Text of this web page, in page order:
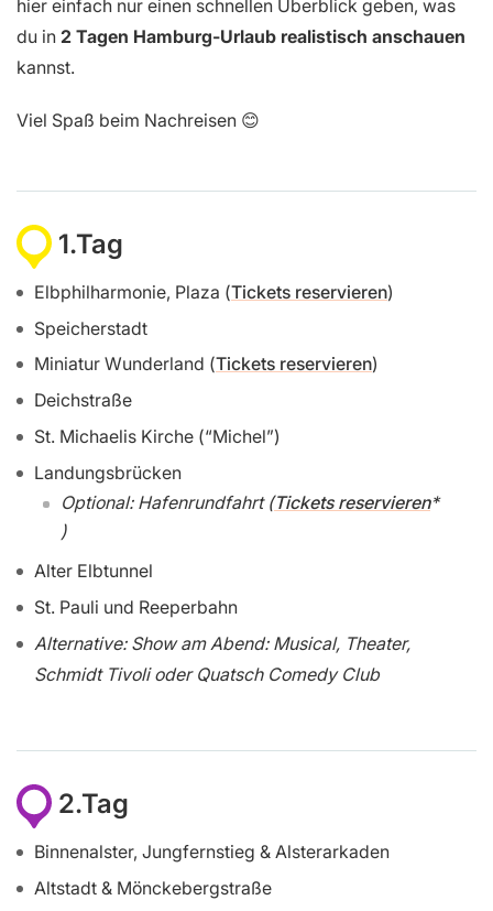
hier einfach nur einen schnellen Überblick geben, was
du in 2 Tagen Hamburg-Urlaub realistisch anschauen
kannst.
Viel Spaß beim Nachreisen 😊
1.Tag
Elbphilharmonie, Plaza (Tickets reservieren)
Speicherstadt
Miniatur Wunderland (Tickets reservieren)
Deichstraße
St. Michaelis Kirche (“Michel”)
Landungsbrücken
Optional: Hafenrundfahrt (Tickets reservieren
)
Alter Elbtunnel
St. Pauli und Reeperbahn
Alternative: Show am Abend: Musical, Theater,
Schmidt Tivoli oder Quatsch Comedy Club
2.Tag
Binnenalster, Jungfernstieg & Alsterarkaden
Altstadt & Mönckebergstraße